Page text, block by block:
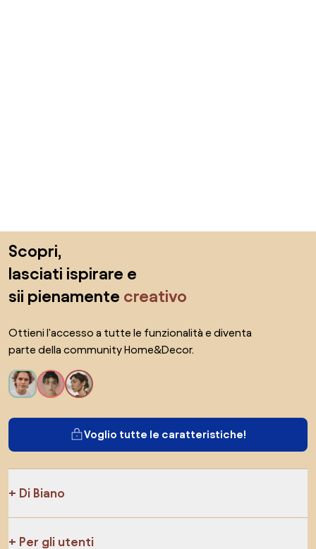
Scopri,
lasciati ispirare e
sii pienamente creativo
Ottieni l'accesso a tutte le funzionalità e diventa
parte della community Home&Decor.
Voglio tutte le caratteristiche!
Di Biano
Per gli utenti